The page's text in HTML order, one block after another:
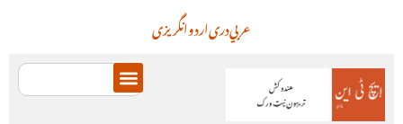
انگریزیاردودریعربي